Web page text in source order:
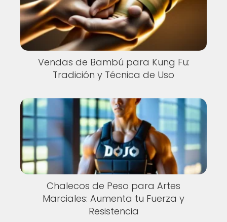
Vendas de Bambú para Kung Fu:
Tradición y Técnica de Uso
Chalecos de Peso para Artes
Marciales: Aumenta tu Fuerza y
Resistencia